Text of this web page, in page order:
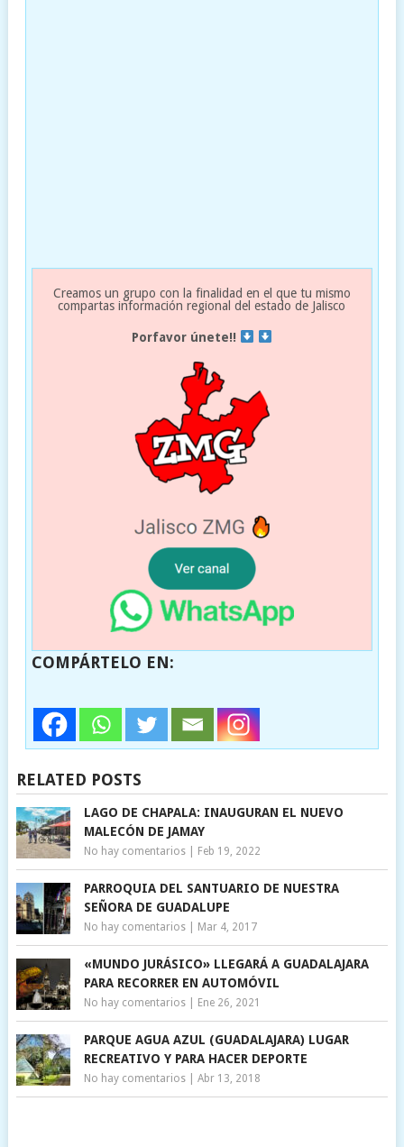
Creamos un grupo con la finalidad en el que tu mismo
compartas información regional del estado de Jalisco
Porfavor únete!!
COMPÁRTELO EN:
RELATED POSTS
LAGO DE CHAPALA: INAUGURAN EL NUEVO
MALECÓN DE JAMAY
No hay comentarios| Feb 19, 2022
PARROQUIA DEL SANTUARIO DE NUESTRA
SEÑORA DE GUADALUPE
No hay comentarios| Mar 4, 2017
«MUNDO JURÁSICO» LLEGARÁ A GUADALAJARA
PARA RECORRER EN AUTOMÓVIL
No hay comentarios| Ene 26, 2021
PARQUE AGUA AZUL (GUADALAJARA) LUGAR
RECREATIVO Y PARA HACER DEPORTE
No hay comentarios| Abr 13, 2018